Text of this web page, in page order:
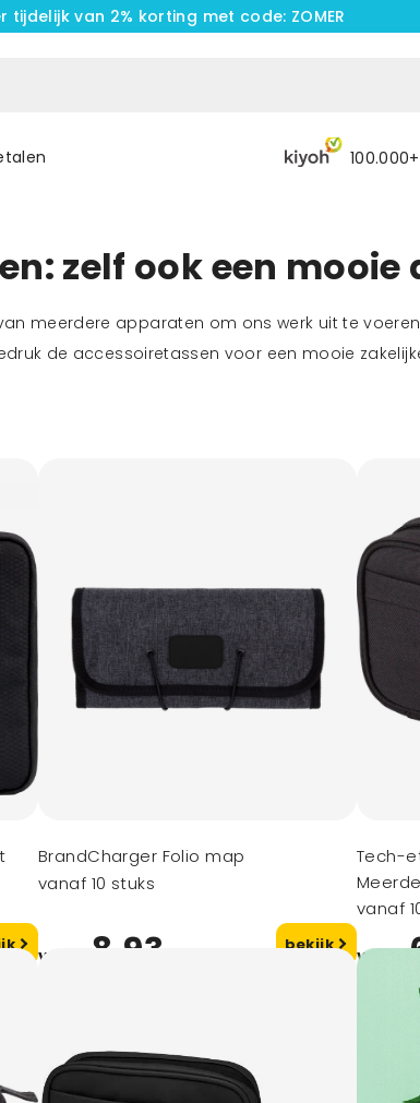
tijdelijk van 2% korting met code: ZOMER
zelf ook een mooie
meerdere apparaten om ons werk uit te
de accessoiretassen voor een mooie
BrandCharger Folio map
vanaf 10 stuks
vanaf 8,93 bekijk
Tech-
vanaf
vanaf